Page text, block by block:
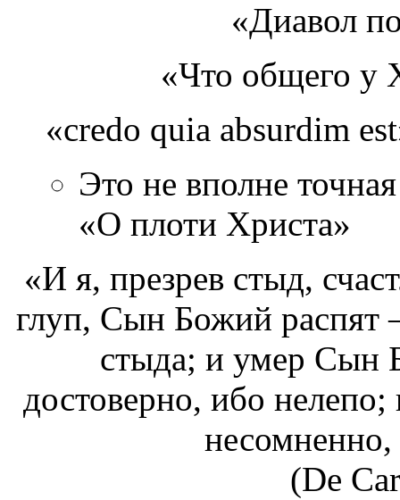
«Диавол
«Что общего у
«credo quia absurdim
Это не вполне
«О плоти Христа»
«И я, презрев стыд,
глуп, Сын Божий распят
стыда; и умер Сын
достоверно, ибо
(De